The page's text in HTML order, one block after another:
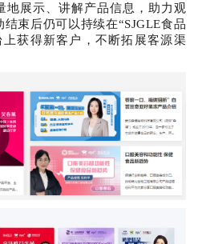
地展示、讲解产品信息，助力观
束后仍可以持续在“SJGLE食品
获得新客户，不断拓展客源渠